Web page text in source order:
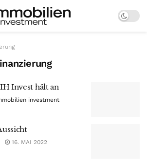
Invest hält an
investment
16. MAI 2022